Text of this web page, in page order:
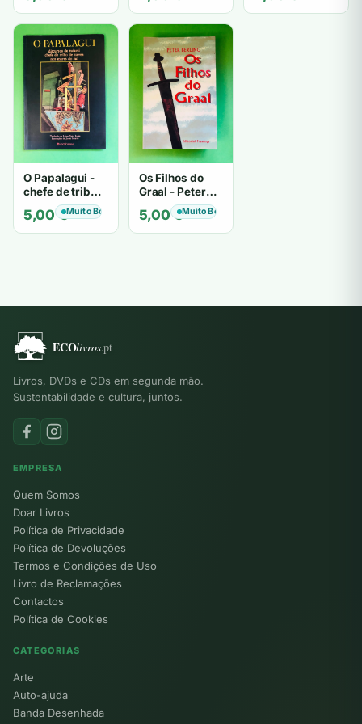
O Papalagui -
chefe de tribo
de tiavéa
5,00€Muito Bom
Os Filhos do
Graal - Peter
Berling
5,00€Muito Bom
Livros, DVDs e CDs em segunda mão.
Sustentabilidade e cultura, juntos.
EMPRESA
Quem Somos
Doar Livros
Política de Privacidade
Política de Devoluções
Termos e Condições de Uso
Livro de Reclamações
Contactos
Política de Cookies
CATEGORIAS
Arte
Auto-ajuda
Banda Desenhada